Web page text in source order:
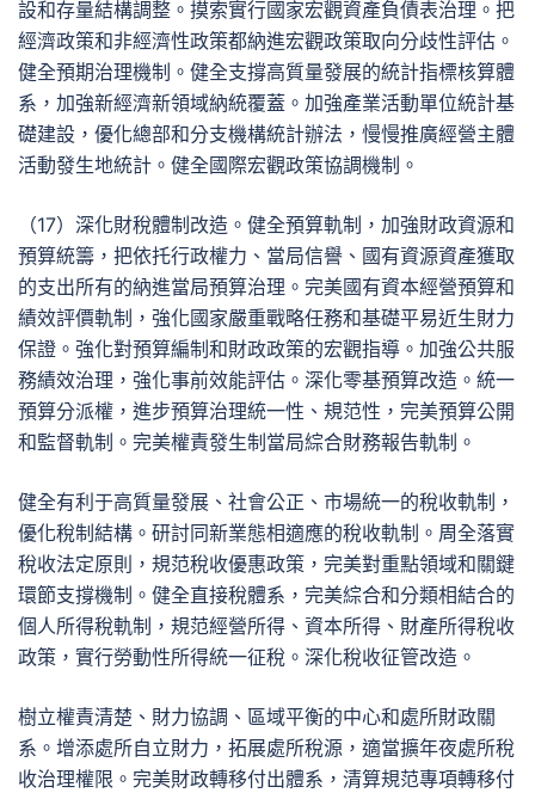
設和存量結構調整。摸索實行國家宏觀資產負債表治理。把
經濟政策和非經濟性政策都納進宏觀政策取向分歧性評估。
健全預期治理機制。健全支撐高質量發展的統計指標核算體
系，加強新經濟新領域納統覆蓋。加強產業活動單位統計基
礎建設，優化總部和分支機構統計辦法，慢慢推廣經營主體
活動發生地統計。健全國際宏觀政策協調機制。
（17）深化財稅體制改造。健全預算軌制，加強財政資源和
預算統籌，把依托行政權力、當局信譽、國有資源資產獲取
的支出所有的納進當局預算治理。完美國有資本經營預算和
績效評價軌制，強化國家嚴重戰略任務和基礎平易近生財力
保證。強化對預算編制和財政政策的宏觀指導。加強公共服
務績效治理，強化事前效能評估。深化零基預算改造。統一
預算分派權，進步預算治理統一性、規范性，完美預算公開
和監督軌制。完美權責發生制當局綜合財務報告軌制。
健全有利于高質量發展、社會公正、市場統一的稅收軌制，
優化稅制結構。研討同新業態相適應的稅收軌制。周全落實
稅收法定原則，規范稅收優惠政策，完美對重點領域和關鍵
環節支撐機制。健全直接稅體系，完美綜合和分類相結合的
個人所得稅軌制，規范經營所得、資本所得、財產所得稅收
政策，實行勞動性所得統一征稅。深化稅收征管改造。
樹立權責清楚、財力協調、區域平衡的中心和處所財政關
系。增添處所自立財力，拓展處所稅源，適當擴年夜處所稅
收治理權限。完美財政轉移付出體系，清算規范專項轉移付